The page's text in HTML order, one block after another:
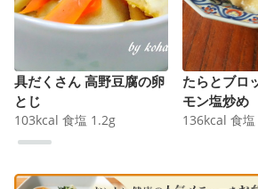
具だくさん 高野豆腐の卵
とじ
103kcal 食塩 1.2g
たらとブロ
モン塩炒め
136kcal 食塩